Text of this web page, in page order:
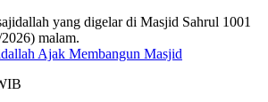
Ajak Membangun Masjid